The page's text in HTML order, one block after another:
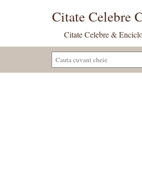
Citate Celebre
Citate Celebre &